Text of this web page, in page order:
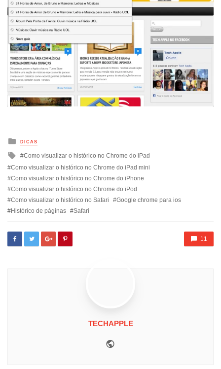
Posted
in
DICAS
Tagged
Como visualizar o histórico no Chrome do iPad
Como visualizar o histórico no Chrome do iPad mini
Como visualizar o histórico no Chrome do iPhone
Como visualizar o histórico no Chrome do iPod
Como visualizar o histórico no Safari
Google chrome para ios
Histórico de páginas
Safari
11
TECHAPPLE